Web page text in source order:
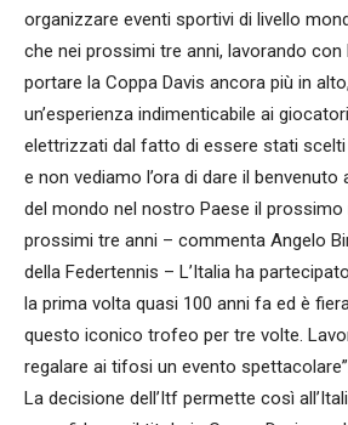
organizzare eventi sportivi di livello
che nei prossimi tre anni, lavorando con
portare la Coppa Davis ancora più in
un’esperienza indimenticabile ai
elettrizzati dal fatto di essere stati
e non vediamo l’ora di dare il benvenuto
del mondo nel nostro Paese il prossimo
prossimi tre anni – commenta Angelo
della Federtennis – L’Italia ha
la prima volta quasi 100 anni fa ed è
questo iconico trofeo per tre volte.
regalare ai tifosi un evento
La decisione dell’Itf permette così